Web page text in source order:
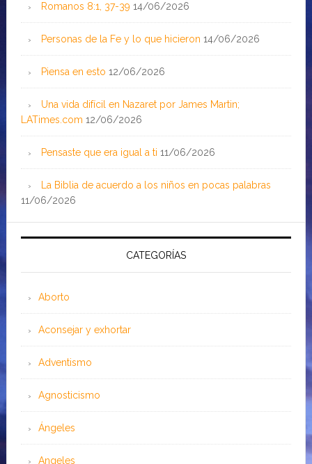
Romanos 8:1, 37-39 14/06/2026
Personas de la Fe y lo que hicieron 14/06/2026
Piensa en esto 12/06/2026
Una vida difícil en Nazaret por James Martin;
LATimes.com 12/06/2026
Pensaste que era igual a ti 11/06/2026
La Biblia de acuerdo a los niños en pocas palabras
11/06/2026
CATEGORÍAS
Aborto
Aconsejar y exhortar
Adventismo
Agnosticismo
Ángeles
Angeles